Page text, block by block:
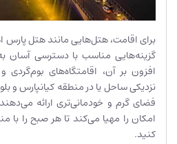
برای اقامت، هتل‌هایی مانند هتل پارس
گزینه‌هایی مناسب با دسترسی آسان
افزون بر آن، اقامتگاه‌های
نزدیکی ساحل یا در منطقه کیانپارس و
فضای گرم و خودمانی‌تری ارائه
امکان را مهیا می‌کند تا هر صبح را با
کنید.